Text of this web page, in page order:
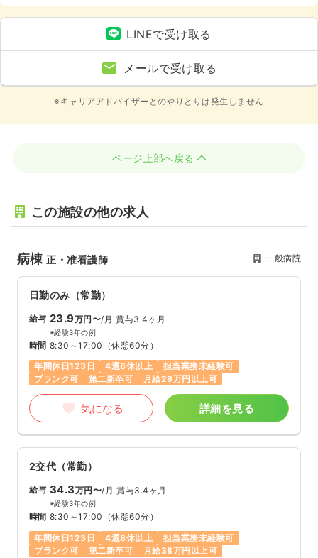
8休以上
LINEで受け取る
メールで受け取る
※キャリアアドバイザーとのやりとりは発生しません
ページ上部へ戻る
この施設の他の求人
病棟正・准看護師 一般病院
日勤のみ（常勤）
給与 23.9万円〜/月 賞与3.4ヶ月
※経験3年の例
時間 8:30～17:00 （休憩60分）
年間休日123日
4週8休以上
担当業務未経験可
ブランク可
第二新卒可 月給29万円以上可
気になる 詳細を見る
2交代（常勤）
給与 34.3万円〜/月 賞与3.4ヶ月
※経験3年の例
時間 8:30～17:00 （休憩60分）
年間休日123日
4週8休以上
担当業務未経験可
ブランク可
第二新卒可 月給38万円以上可